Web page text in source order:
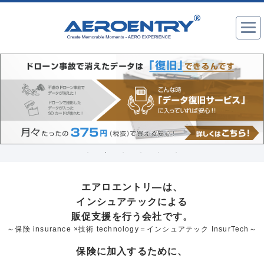
エアロエントリ―は、
インシュアテックによる
販促支援を行う会社です。
～保険 insurance ×技術 technology＝インシュアテック InsurTech～
保険に加入するために、